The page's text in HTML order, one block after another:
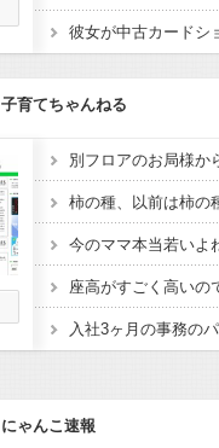
子育てちゃんねる
柿の種、以前は柿の
にゃんこ速報